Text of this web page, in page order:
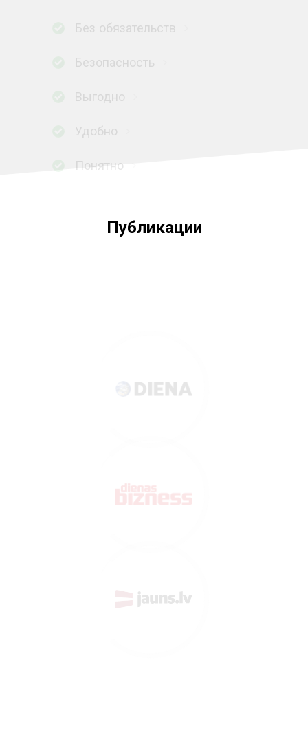
Без обязательств
Безопасность
Выгодно
Удобно
Понятно
Публикации